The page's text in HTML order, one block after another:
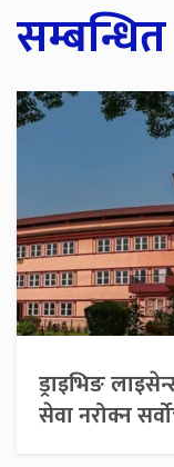
सम्बन्धित
ड्राइभिङ
सेवा नरोक्न